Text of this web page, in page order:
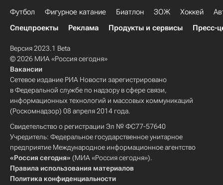
Футбол Фигурное катание Биатлон ЗОЖ Хоккей
Спецпроекты
Реклама Продукты и сервисы Пресс-
Версия 2023.1 Beta
© 2026 МИА «Россия сегодня»
Вакансии
Сетевое издание РИА Новости зарегистрировано
в Федеральной службе по надзору в сфере связи,
информационных технологий и массовых коммуникаций
(Роскомнадзор) 08 апреля 2014 года.
Свидетельство о регистрации Эл № ФС77-57640
Учредитель: Федеральное государственное унитарное
предприятие Международное информационное агентство
«Россия сегодня» (МИА «Россия сегодня»).
Правила использования материалов
Политика конфиденциальности